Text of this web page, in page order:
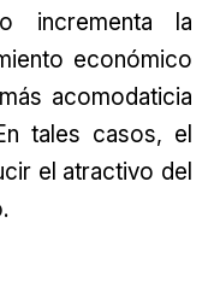
incrementa la
económico
acomodaticia
tales casos, el
el atractivo del